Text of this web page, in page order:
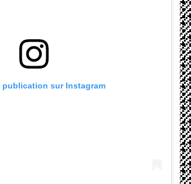
publication sur Instagram